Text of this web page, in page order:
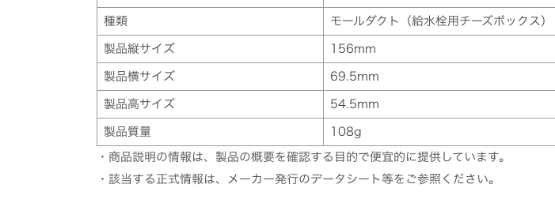
種類 モールダクト（給水栓用チーズボックス）
製品縦サイズ 156mm
製品横サイズ 69.5mm
製品高サイズ 54.5mm
製品質量 108g
・商品説明の情報は、製品の概要を確認する目的で便宜的に提供しています。
・該当する正式情報は、メーカー発行のデータシート等をご参照ください。